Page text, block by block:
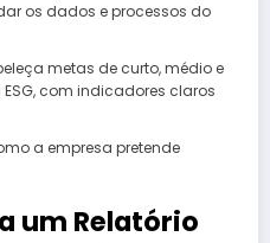
os dados e processos do
metas de curto, médio e
com indicadores claros
a empresa pretende
um Relatório